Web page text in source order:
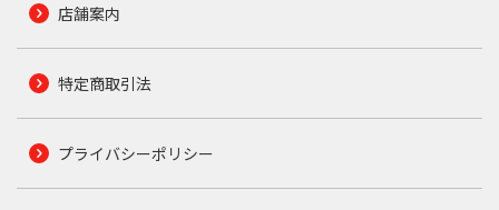
店舗案内
特定商取引法
プライバシーポリシー